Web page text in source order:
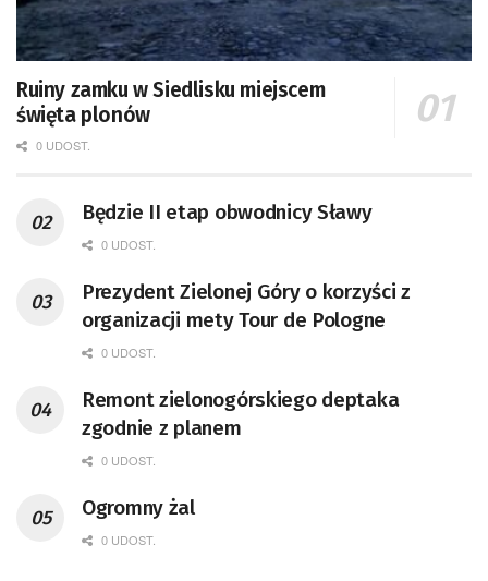
Ruiny zamku w Siedlisku miejscem
święta plonów
0 UDOST.
Będzie II etap obwodnicy Sławy
0 UDOST.
Prezydent Zielonej Góry o korzyści z
organizacji mety Tour de Pologne
0 UDOST.
Remont zielonogórskiego deptaka
zgodnie z planem
0 UDOST.
Ogromny żal
0 UDOST.